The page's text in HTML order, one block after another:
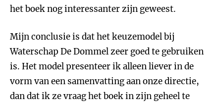
het boek nog interessanter zijn geweest.
Mijn conclusie is dat het keuzemodel bij
Waterschap De Dommel zeer goed te gebruiken
is. Het model presenteer ik alleen liever in de
vorm van een samenvatting aan onze directie,
dan dat ik ze vraag het boek in zijn geheel te